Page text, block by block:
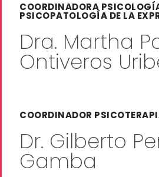
COORDINADORA
PSICOPATOLOGÍA DE LA
Dra. Martha
Ontiveros
COORDINADOR
Dr. Gilberto
Gamba